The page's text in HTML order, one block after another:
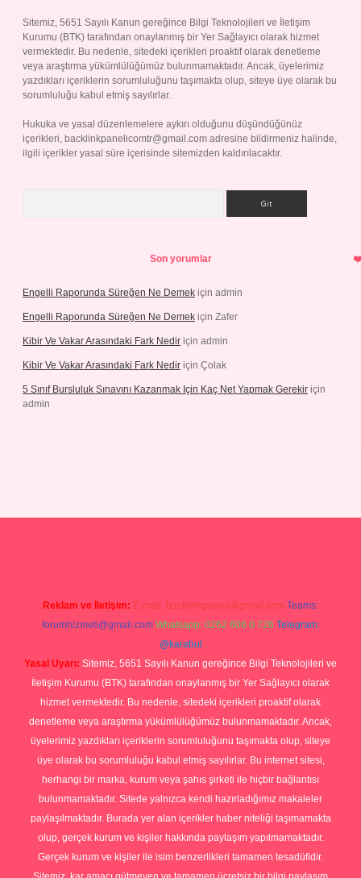
Sitemiz, 5651 Sayılı Kanun gereğince Bilgi Teknolojileri ve İletişim
Kurumu (BTK) tarafından onaylanmış bir Yer Sağlayıcı olarak hizmet
vermektedir. Bu nedenle, sitedeki içerikleri proaktif olarak denetleme
veya araştırma yükümlülüğümüz bulunmamaktadır. Ancak, üyelerimiz
yazdıkları içeriklerin sorumluluğunu taşımakta olup, siteye üye olarak bu
sorumluluğu kabul etmiş sayılırlar.
Hukuka ve yasal düzenlemelere aykırı olduğunu düşündüğünüz
içerikleri, backlinkpanelicomtr@gmail.com adresine bildirmeniz halinde,
ilgili içerikler yasal süre içerisinde sitemizden kaldırılacaktır.
Son yorumlar
Engelli Raporunda Süreğen Ne Demek için admin
Engelli Raporunda Süreğen Ne Demek için Zafer
Kibir Ve Vakar Arasındaki Fark Nedir için admin
Kibir Ve Vakar Arasındaki Fark Nedir için Çolak
5 Sınıf Bursluluk Sınavını Kazanmak Için Kaç Net Yapmak Gerekir için
admin
Reklam ve İletişim: E-mail: backlinkpaneli@gmail.com Teams:
forumhizmeti@gmail.com Whatsapp: 0262 606 0 726 Telegram:
@karabul
Yasal Uyarı: Sitemiz, 5651 Sayılı Kanun gereğince Bilgi Teknolojileri ve
İletişim Kurumu (BTK) tarafından onaylanmış bir Yer Sağlayıcı olarak
hizmet vermektedir. Bu nedenle, sitedeki içerikleri proaktif olarak
denetleme veya araştırma yükümlülüğümüz bulunmamaktadır. Ancak,
üyelerimiz yazdıkları içeriklerin sorumluluğunu taşımakta olup, siteye
üye olarak bu sorumluluğu kabul etmiş sayılırlar. Bu internet sitesi,
herhangi bir marka, kurum veya şahıs şirketi ile hiçbir bağlantısı
bulunmamaktadır. Sitede yalnızca kendi hazırladığımız makaleler
paylaşılmaktadır. Burada yer alan içerikler haber niteliği taşımamakta
olup, gerçek kurum ve kişiler hakkında paylaşım yapılmamaktadır.
Gerçek kurum ve kişiler ile isim benzerlikleri tamamen tesadüfidir.